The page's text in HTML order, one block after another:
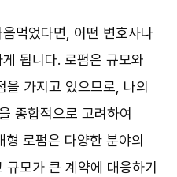
먹었다면, 어떤 변호사나
됩니다. 로펌은 규모와
가지고 있으므로, 나의
종합적으로 고려하여
로펌은 다양한 분야의
모가 큰 계약에 대응하기